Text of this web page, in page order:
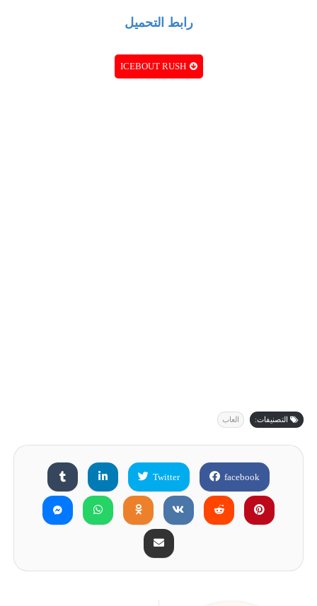
رابط التحميل
ICEBOUT RUSH
التصنيفات: العاب
facebook
Twitter